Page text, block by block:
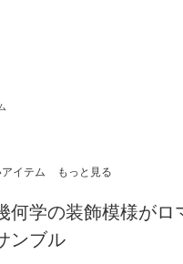
イテム もっと見る
何学の装飾模様がロ
ンブル